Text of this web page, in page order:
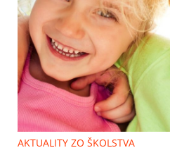
AKTUALITY ZO ŠKOLSTVA